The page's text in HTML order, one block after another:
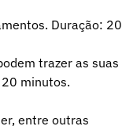
Duração: 20
trazer as suas
minutos.
entre outras